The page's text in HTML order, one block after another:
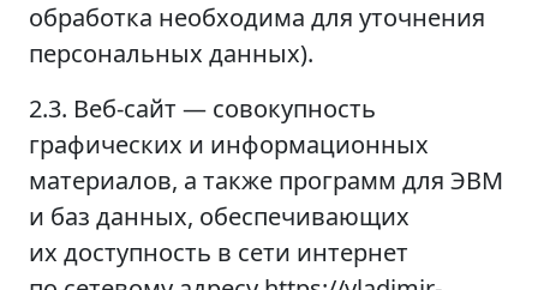
обработка необходима для уточнения
персональных данных).
2.3. Веб-сайт — совокупность
графических и информационных
материалов, а также программ для ЭВМ
и баз данных, обеспечивающих
их доступность в сети интернет